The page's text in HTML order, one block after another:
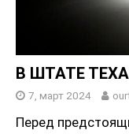
В ШТАТЕ
7, март 2024
Перед